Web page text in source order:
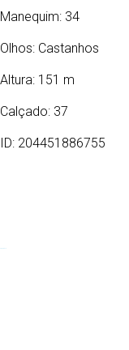
Manequim: 34
Olhos: Castanhos
Altura: 151 m
Calçado: 37
ID: 204451886755